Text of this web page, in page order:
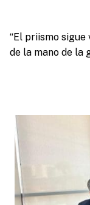
“El priismo sigue
de la mano de la